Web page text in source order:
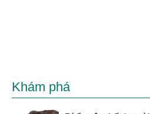
Khám phá